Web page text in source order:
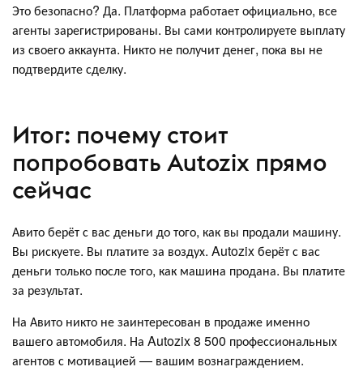
Это безопасно? Да. Платформа работает официально, все
агенты зарегистрированы. Вы сами контролируете выплату
из своего аккаунта. Никто не получит денег, пока вы не
подтвердите сделку.
Итог: почему стоит
попробовать Autozix прямо
сейчас
Авито берёт с вас деньги до того, как вы продали машину.
Вы рискуете. Вы платите за воздух. Autozix берёт с вас
деньги только после того, как машина продана. Вы платите
за результат.
На Авито никто не заинтересован в продаже именно
вашего автомобиля. На Autozix 8 500 профессиональных
агентов с мотивацией — вашим вознаграждением.